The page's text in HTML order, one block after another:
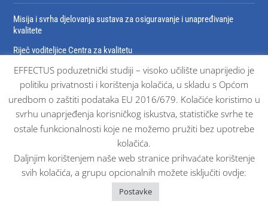
Misija i svrha djelovanja sustava za osiguravanje i unapređivanje
kvalitete
Riječ voditeljice Centra za kvalitetu
Organizacija sustava za osiguravanje i unaprjeđivanje kvalitete
Dokumenti sustava osiguravanja kvalitete
Certifikati
© Effectus sva prava pridržana 2025. |
EFFECTUS poduzetnički studiji – visoko učilište unaprijedio je
politiku privatnosti i korištenja kolačića, u skladu s Općom
uredbom o zaštiti podataka EU 2016/679. Kolačiće koristimo u
svrhu unaprjeđenja korisničkog iskustva, statističke svrhe te
ostale funkcionalnosti koje ne možemo pružiti bez upotrebe
kolačića.
Daljnjim korištenjem naše web stranice prihvaćate korištenje
svih kolačića, a grupu opcionalnih možete isključiti ovdje:
Postavke